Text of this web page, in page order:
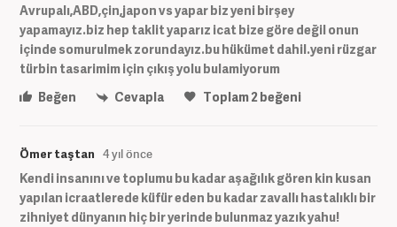
Avrupalı,ABD,çin,japon vs yapar biz yeni birşey
yapamayız.biz hep taklit yaparız icat bize göre değil onun
içinde somurulmek zorundayız.bu hükümet dahil.yeni rüzgar
türbin tasarimim için çıkış yolu bulamiyorum
Beğen
Cevapla Toplam2beğeni
Ömer taştan 4 yıl önce
Kendi insanını ve toplumu bu kadar aşağılık gören kin kusan
yapılan icraatlerede küfür eden bu kadar zavallı hastalıklı bir
zihniyet dünyanın hiç bir yerinde bulunmaz yazık yahu!